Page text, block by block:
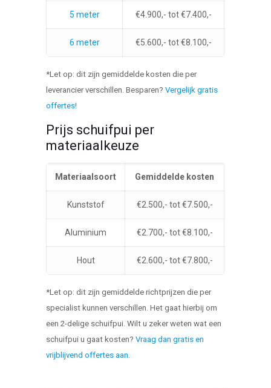
5 meter €4.900,- tot €7.400,-
6 meter €5.600,- tot €8.100,-
*Let op: dit zijn gemiddelde kosten die per
leverancier verschillen. Besparen?Vergelijk gratis
offertes!
Prijs schuifpui per
materiaalkeuze
Materiaalsoort Gemiddelde kosten
Kunststof €2.500,- tot €7.500,-
Aluminium €2.700,- tot €8.100,-
Hout €2.600,- tot €7.800,-
*Let op: dit zijn gemiddelde richtprijzen die per
specialist kunnen verschillen. Het gaat hierbij om
een 2-delige schuifpui. Wilt u zeker weten wat een
schuifpui u gaat kosten?Vraag dan gratis en
vrijblijvend offertes aan